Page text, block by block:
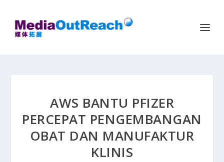
AWS BANTU PFIZER
PERCEPAT PENGEMBANGAN
OBAT DAN MANUFAKTUR
KLINIS